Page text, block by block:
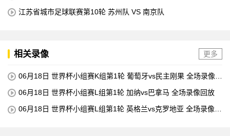
江苏省城市足球联赛第10轮 苏州队 VS 南京队
相关录像 更多
06月18日 世界杯小组赛K组第1轮 葡萄牙vs民主刚果 全场录像回
06月18日 世界杯小组赛L组第1轮 加纳vs巴拿马 全场录像回放
06月18日 世界杯小组赛L组第1轮 英格兰vs克罗地亚 全场录像回